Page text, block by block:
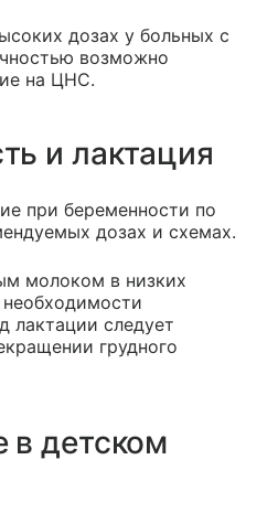
дозах у больных с
возможно
на ЦНС.
и лактация
при беременности по
дозах и схемах.
молоком в низких
лактации следует
грудного
в детском